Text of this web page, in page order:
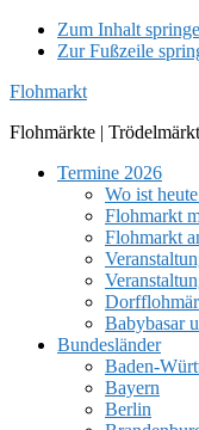
Zum Inhalt
Zur Fußzeile
Flohmarkt
Flohmärkte |
Termine 2026
Wo ist
Flohmarkt
Flohmarkt
Babybasar
Bundesländer
Baden-
Bayern
Berlin